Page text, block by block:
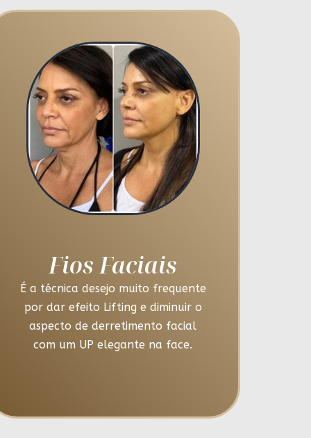
Fios Faciais
É a técnica desejo muito frequente
por dar efeito Lifting e diminuir o
aspecto de derretimento facial
com um UP elegante na face.